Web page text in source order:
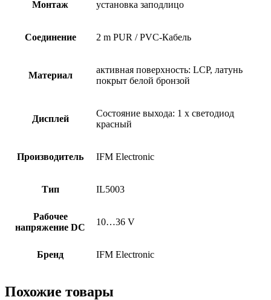
Монтаж установка заподлицо
Соединение 2 m PUR / PVC-Кабель
Материал
активная поверхность: LCP, латунь
покрыт белой бронзой
Дисплей
Состояние выхода: 1 x светодиод
красный
Производитель IFM Electronic
Тип IL5003
Рабочее
напряжение DC
10…36 V
Бренд IFM Electronic
Похожие товары